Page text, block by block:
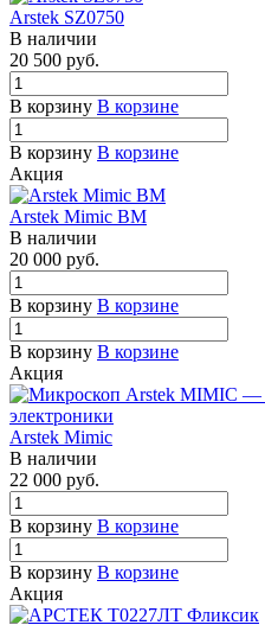
Arstek SZ0750
В наличии
20 500 руб.
В корзину В корзине
В корзину В корзине
Акция
Arstek Mimic BM
В наличии
20 000 руб.
В корзину В корзине
В корзину В корзине
Акция
Arstek Mimic
В наличии
22 000 руб.
В корзину В корзине
В корзину В корзине
Акция